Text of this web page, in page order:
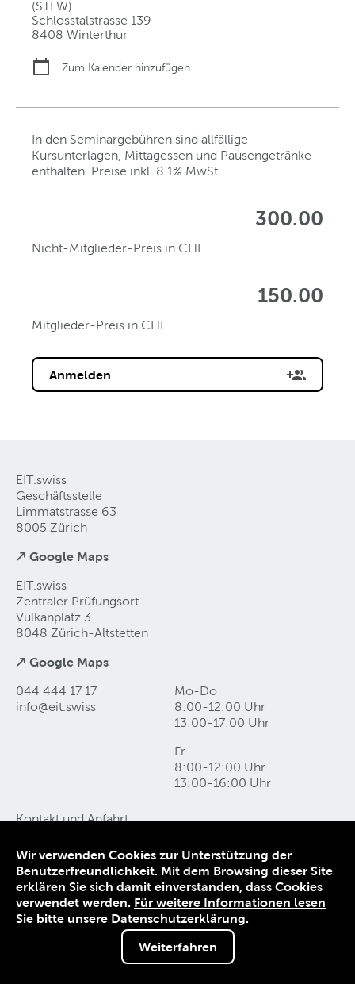
(STFW)
Schlosstalstrasse 139
8408 Winterthur
Zum Kalender hinzufügen
In den Seminargebühren sind allfällige
Kursunterlagen, Mittagessen und Pausengetränke
enthalten. Preise inkl. 8.1% MwSt.
300.00
Nicht-Mitglieder-Preis in CHF
150.00
Mitglieder-Preis in CHF
Anmelden
EIT.swiss
Geschäftsstelle
Limmatstrasse 63
8005 Zürich
↗ Google Maps
EIT.swiss
Zentraler Prüfungsort
Vulkanplatz 3
8048 Zürich-Altstetten
↗ Google Maps
044 444 17 17
info@eit swiss
Mo-Do
8:00-12:00 Uhr
13:00-17:00 Uhr
Fr
8:00-12:00 Uhr
13:00-16:00 Uhr
Kontakt und Anfahrt
Impressum
AGB
© 1906-2026 EIT.swiss
Sie sind nicht angemeldet.
Melden Sie sich an, um von Sonderkonditionen zu
Wir verwenden Cookies zur Unterstützung der
Benutzerfreundlichkeit. Mit dem Browsing dieser Site
erklären Sie sich damit einverstanden, dass Cookies
verwendet werden. Für weitere Informationen lesen
Sie bitte unsere Datenschutzerklärung.
Weiterfahren